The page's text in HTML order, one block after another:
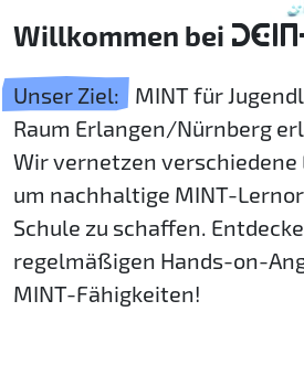
Willkommen bei
Unser Ziel:
MINT für
Raum Erlangen/Nürnberg
Wir vernetzen verschiedene
um nachhaltige MINT-
Schule zu schaffen.
regelmäßigen Hands-on-
MINT-Fähigkeiten!